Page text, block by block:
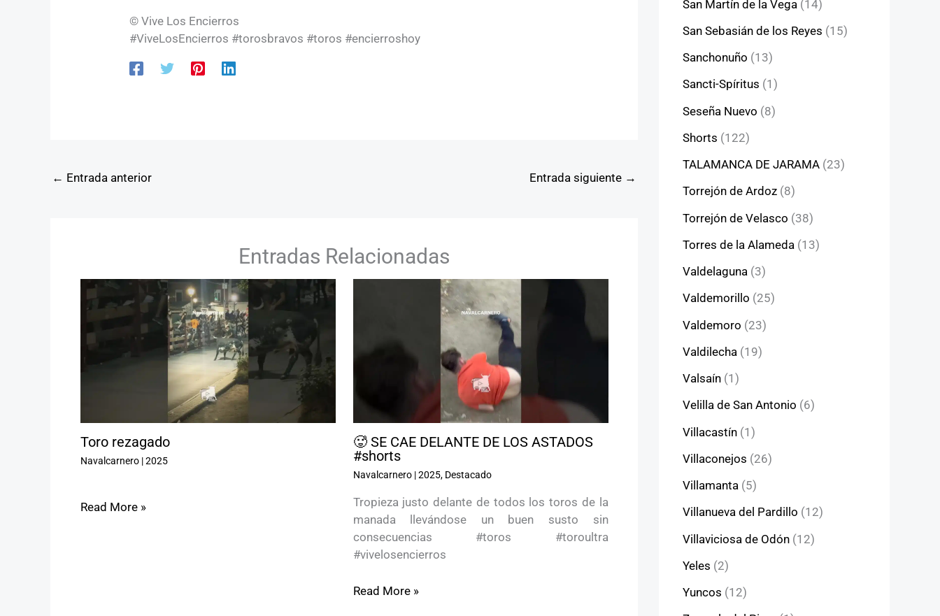
© Vive Los Encierros
#ViveLosEncierros #torosbravos #toros #encierroshoy
← Entrada anterior Entrada siguiente →
Entradas Relacionadas
Toro rezagado
Navalcarnero|2025
Read More »
🥵 SE CAE DELANTE DE LOS ASTADOS
#shorts
Navalcarnero|2025, Destacado
Tropieza justo delante de todos los toros de la
manada llevándose un buen susto sin
consecuencias #toros #toroultra
#vivelosencierros
Read More »
San Martín de la Vega (14)
San Sebasián de los Reyes (15)
Sanchonuño (13)
Sancti-Spíritus (1)
Seseña Nuevo (8)
Shorts (122)
TALAMANCA DE JARAMA (23)
Torrejón de Ardoz (8)
Torrejón de Velasco (38)
Torres de la Alameda (13)
Valdelaguna (3)
Valdemorillo (25)
Valdemoro (23)
Valdilecha (19)
Valsaín (1)
Velilla de San Antonio (6)
Villacastín (1)
Villaconejos (26)
Villamanta (5)
Villanueva del Pardillo (12)
Villaviciosa de Odón (12)
Yeles (2)
Yuncos (12)